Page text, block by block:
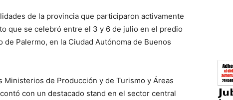
de la provincia que participaron activamente
que se celebró entre el 3 y 6 de julio en el predio
Palermo, en la Ciudad Autónoma de Buenos
de Producción y de Turismo y Áreas
con un destacado stand en el sector central